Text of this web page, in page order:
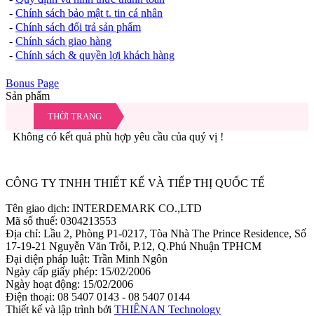
- Chính sách bảo mật t. tin cá nhân
- Chính sách đổi trả sản phẩm
- Chính sách giao hàng
- Chính sách & quyền lợi khách hàng
Bonus Page
Sản phẩm
THỜI TRANG
Không có kết quả phù hợp yêu cầu của quý vị !
CÔNG TY TNHH THIẾT KẾ VÀ TIẾP THỊ QUỐC TẾ
Tên giao dịch: INTERDEMARK CO.,LTD
Mã số thuế: 0304213553
Địa chỉ: Lầu 2, Phòng P1-0217, Tòa Nhà The Prince Residence, Số
17-19-21 Nguyễn Văn Trỗi, P.12, Q.Phú Nhuận TPHCM
Đại diện pháp luật: Trần Minh Ngôn
Ngày cấp giấy phép: 15/02/2006
Ngày hoạt động: 15/02/2006
Điện thoại: 08 5407 0143 - 08 5407 0144
Thiết kế và lập trình bởi THIÊNAN Technology